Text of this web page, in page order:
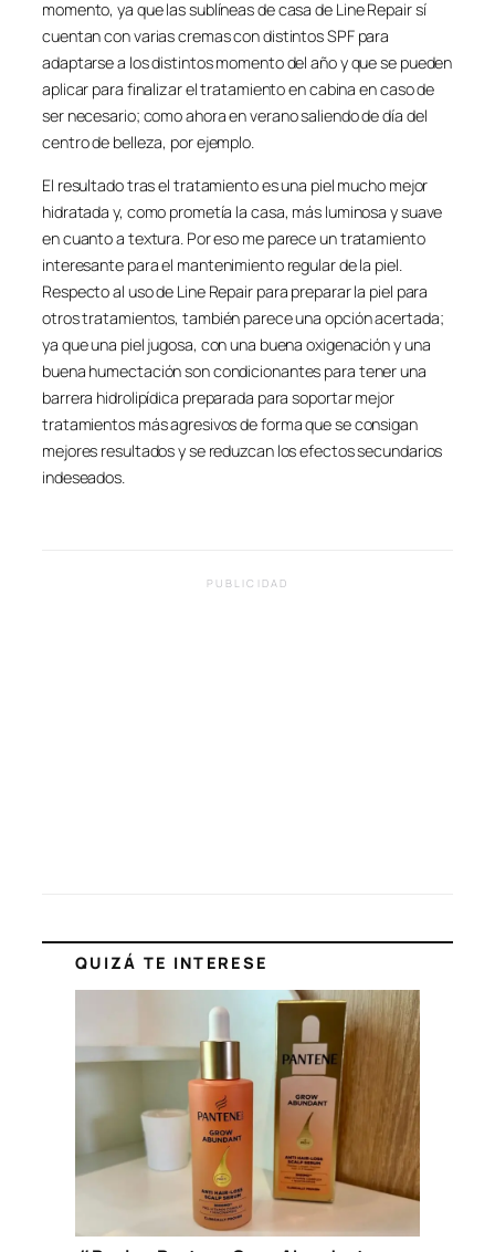
momento, ya que las sublíneas de casa de Line Repair sí
cuentan con varias cremas con distintos SPF para
adaptarse a los distintos momento del año y que se pueden
aplicar para finalizar el tratamiento en cabina en caso de
ser necesario; como ahora en verano saliendo de día del
centro de belleza, por ejemplo.
El resultado tras el tratamiento es una piel mucho mejor
hidratada y, como prometía la casa, más luminosa y suave
en cuanto a textura. Por eso me parece un tratamiento
interesante para el mantenimiento regular de la piel.
Respecto al uso de Line Repair para preparar la piel para
otros tratamientos, también parece una opción acertada;
ya que una piel jugosa, con una buena oxigenación y una
buena humectación son condicionantes para tener una
barrera hidrolipídica preparada para soportar mejor
tratamientos más agresivos de forma que se consigan
mejores resultados y se reduzcan los efectos secundarios
indeseados.
PUBLICIDAD
QUIZÁ TE INTERESE